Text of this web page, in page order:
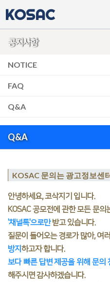
KOSAC
공지사항
NOTICE
FAQ
Q&A
Q&A
KOSAC 문의는 광고정보센
안녕하세요, 코삭지기 입니다.
KOSAC 공모전에 관한 모든 문의
'채널톡'으로만받고 있습니다.
질문이 들어오는 경로가 많아, 여
방지 하고자 합니다.
보다 빠른 답변 제공을 위해 문의
해주시면 감사하겠습니다.